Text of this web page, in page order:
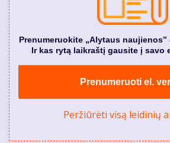
Prenumeruokite „Alytaus
Ir kas rytą laikraštį gausite į savo
Prenumeruoti el.
Peržiūrėti visą leidinių